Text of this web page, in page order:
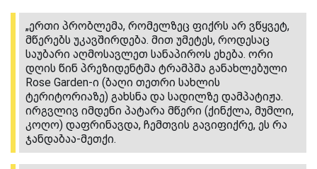
„ერთი პრობლემა, რომელზეც ფიქრს არ ვწყვეტ,
მწერებს უკავშირდება. მით უმეტეს, როდესაც
საუბარი აღმოსავლეთ სანაპიროს ეხება. ორი
დღის წინ პრეზიდენტმა ტრამპმა განახლებული
Rose Garden-ი (ბაღი თეთრი სახლის
ტერიტორიაზე) გახსნა და სადილზე დამპატიჟა.
ირგვლივ იმდენი პატარა მწერი (ქინქლა, მუმლი,
კოღო) დაფრინავდა, ჩემთვის გავიფიქრე, ეს რა
ჯანდაბაა-მეთქი.